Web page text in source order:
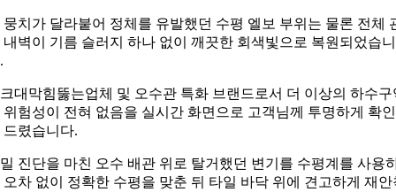
뭉치가 달라붙어 정체를 유발했던 수평 엘보 부위는 물론 전체
내벽이 기름 슬러지 하나 없이 깨끗한 회색빛으로 복원되었습니
대막힘뚫는업체 및 오수관 특화 브랜드로서 더 이상의 하수구
위험성이 전혀 없음을 실시간 화면으로 고객님께 투명하게 확
드렸습니다.
진단을 마친 오수 배관 위로 탈거했던 변기를 수평계를 사용
오차 없이 정확한 수평을 맞춘 뒤 타일 바닥 위에 견고하게 재안